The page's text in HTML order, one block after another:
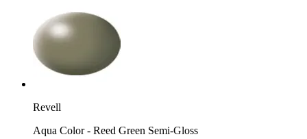
Revell
Aqua Color - Reed Green Semi-Gloss